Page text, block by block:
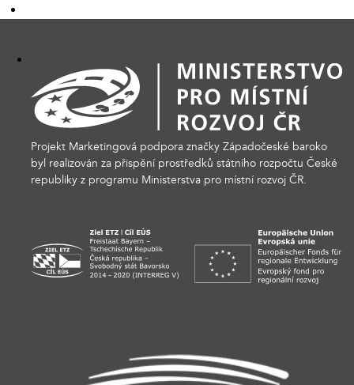
Projekt Marketingová podpora značky Západočeské baroko
byl realizován za přispění prostředků státního rozpočtu České
republiky z programu Ministerstva pro místní rozvoj ČR.